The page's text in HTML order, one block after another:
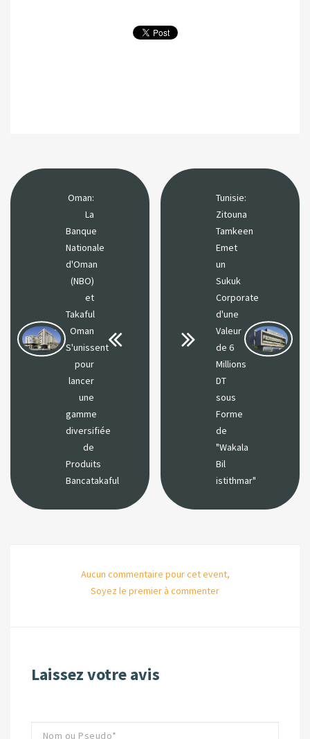
Oman:
La
Banque
Nationale
d'Oman
(NBO)
et
Takaful
Oman
S'unissent
pour
lancer
une
gamme
diversifiée
de
Produits
Bancatakaful
Tunisie:
Zitouna
Tamkeen
Emet
un
Sukuk
Corporate
d'une
Valeur
de 6
Millions
DT
sous
Forme
de
"Wakala
Bil
istithmar"
Aucun commentaire pour cet event,
Soyez le premier à commenter
Laissez votre avis